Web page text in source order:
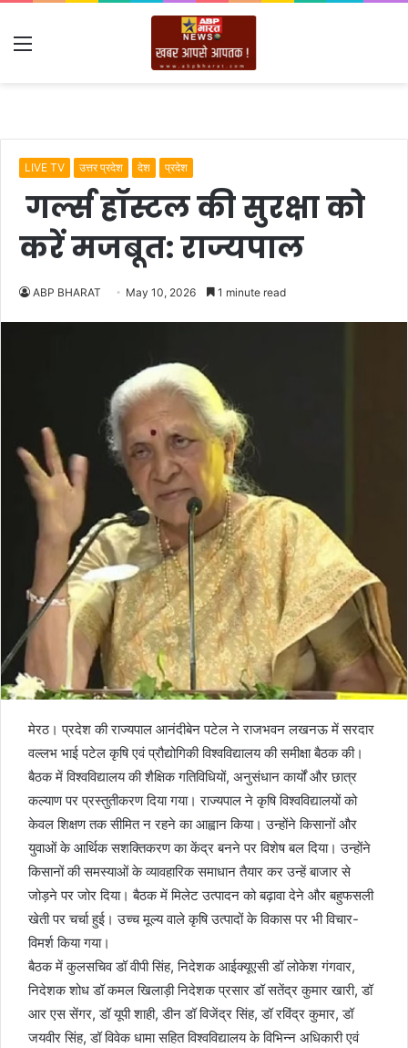
Menu
LIVE TV उत्तर प्रदेश देश प्रदेश
गर्ल्स हॉस्टल की सुरक्षा को
करें मजबूत: राज्यपाल
ABP BHARAT May 10, 2026 1 minute read
मेरठ। प्रदेश की राज्यपाल आनंदीबेन पटेल ने राजभवन लखनऊ में सरदार
वल्लभ भाई पटेल कृषि एवं प्रौद्योगिकी विश्वविद्यालय की समीक्षा बैठक की।
बैठक में विश्वविद्यालय की शैक्षिक गतिविधियों, अनुसंधान कार्यों और छात्र
कल्याण पर प्रस्तुतीकरण दिया गया। राज्यपाल ने कृषि विश्वविद्यालयों को
केवल शिक्षण तक सीमित न रहने का आह्वान किया। उन्होंने किसानों और
युवाओं के आर्थिक सशक्तिकरण का केंद्र बनने पर विशेष बल दिया। उन्होंने
किसानों की समस्याओं के व्यावहारिक समाधान तैयार कर उन्हें बाजार से
जोड़ने पर जोर दिया। बैठक में मिलेट उत्पादन को बढ़ावा देने और बहुफसली
खेती पर चर्चा हुई। उच्च मूल्य वाले कृषि उत्पादों के विकास पर भी विचार-
विमर्श किया गया।
बैठक में कुलसचिव डॉ वीपी सिंह, निदेशक आईक्यूएसी डॉ लोकेश गंगवार,
निदेशक शोध डॉ कमल खिलाड़ी निदेशक प्रसार डॉ सतेंद्र कुमार खारी, डॉ
आर एस सेंगर, डॉ यूपी शाही, डीन डॉ विजेंद्र सिंह, डॉ रविंद्र कुमार, डॉ
जयवीर सिंह, डॉ विवेक धामा सहित विश्वविद्यालय के विभिन्न अधिकारी एवं